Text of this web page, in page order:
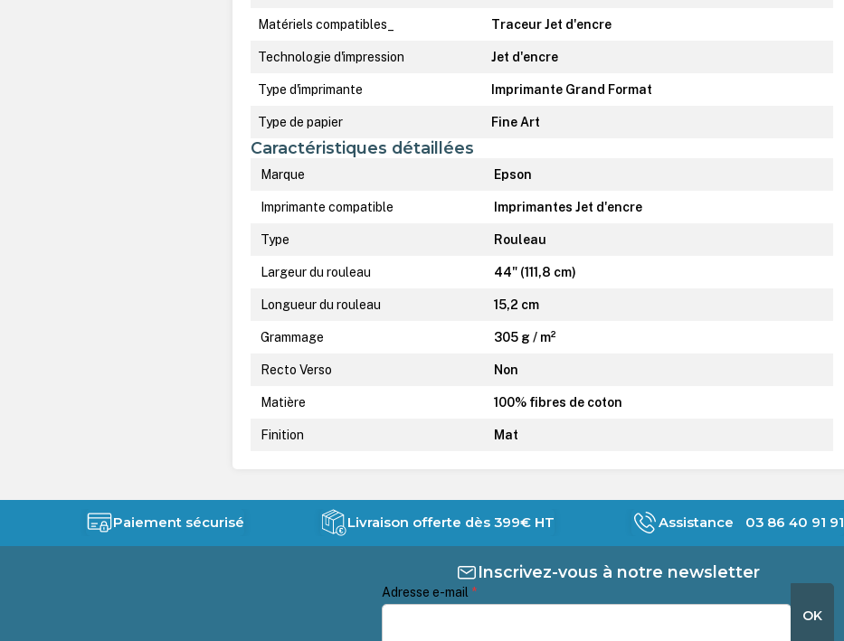
Matériels compatibles_ Traceur Jet d'encre
Technologie d'impression Jet d'encre
Type d'imprimante Imprimante Grand Format
Type de papier Fine Art
Caractéristiques détaillées
Marque Epson
Imprimante compatible Imprimantes Jet d'encre
Type Rouleau
Largeur du rouleau 44" (111,8 cm)
Longueur du rouleau 15,2 cm
Grammage 305 g / m²
Recto Verso Non
Matière 100% fibres de coton
Finition Mat
Paiement sécurisé Livraison offerte dès 399€ HT Assistance 03 86 40 91 91
Inscrivez-vous à notre newsletter
Adresse e-mail *
OK